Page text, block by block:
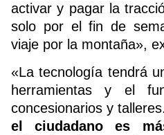
activar y pagar la
solo por el fin de
viaje por la montaña»,
«La tecnología tendrá
herramientas y el
concesionarios y
el ciudadano es